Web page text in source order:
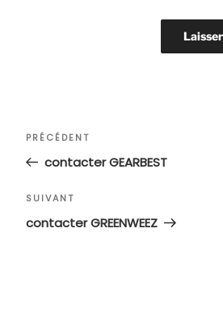
Navigation
l’article
Article
précédent
PRÉCÉDENT
contacter GEARBEST
Article
suivant
SUIVANT
contacter GREENWEEZ